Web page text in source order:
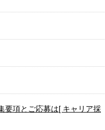
要項とご応募は[ キャリア採